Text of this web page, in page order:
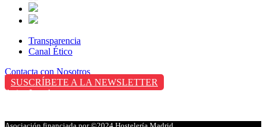
Transparencia
Canal Ético
Contacta con Nosotros
SUSCRÍBETE A LA NEWSLETTER
Aviso Legal